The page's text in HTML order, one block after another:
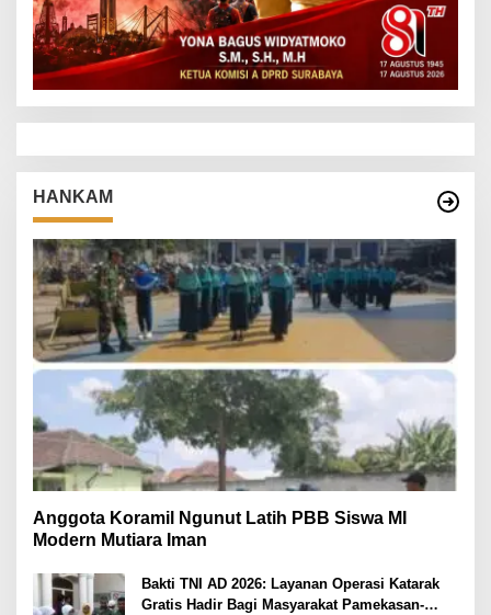
HANKAM
Anggota Koramil Ngunut Latih PBB Siswa MI
Modern Mutiara Iman
Bakti TNI AD 2026: Layanan Operasi Katarak
Gratis Hadir Bagi Masyarakat Pamekasan-